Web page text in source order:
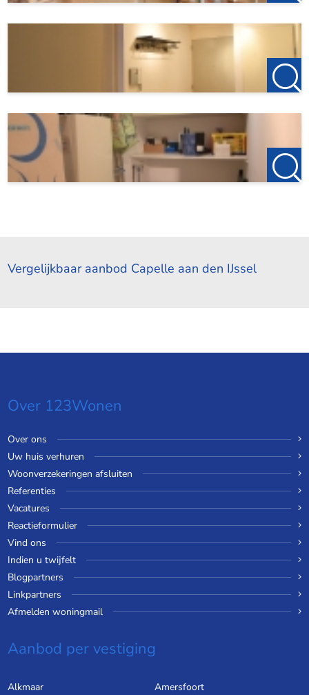
Vergelijkbaar aanbod Capelle aan den IJssel
Over 123Wonen
Over ons
Uw huis verhuren
Woonverzekeringen afsluiten
Referenties
Vacatures
Reactieformulier
Vind ons
Indien u twijfelt
Blogpartners
Linkpartners
Afmelden woningmail
Aanbod per vestiging
Alkmaar
Amersfoort